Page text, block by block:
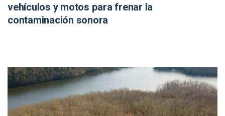
vehículos y motos para frenar la
contaminación sonora